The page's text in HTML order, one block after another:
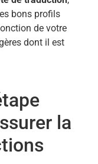
bons profils
de votre
dont il est
la